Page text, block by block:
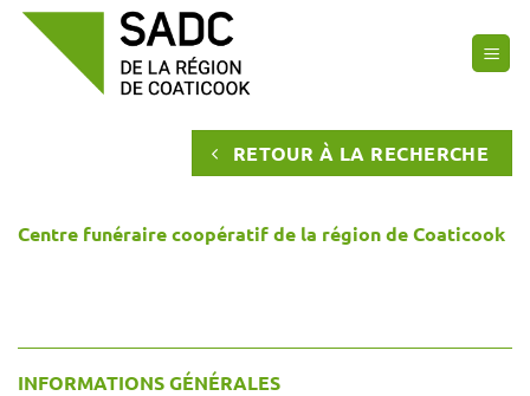
Passer
RETOUR À LA RECHERCHE
Centre funéraire coopératif de la région de Coaticook
INFORMATIONS GÉNÉRALES